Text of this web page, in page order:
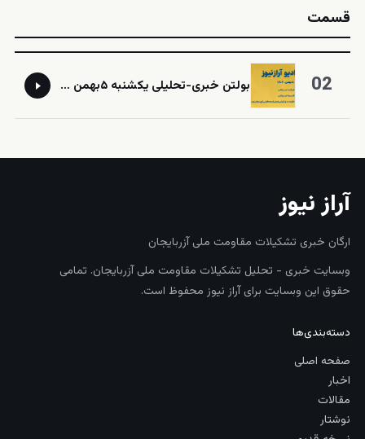
قسمت
02 بولتن خبری-تحلیلی یکشنبه ۵بهمن ماه ۱۴۰۴
آراز نیوز
ارگان خبری تشکیلات مقاومت ملی آزربایجان
وبسایت خبری - تحلیل تشکیلات مقاومت ملی آزربایجان. تمامی
حقوق این وبسایت برای آراز نیوز محفوظ است.
دسته‌بندی‌ها
صفحه اصلی
اخبار
مقالات
نوشتار